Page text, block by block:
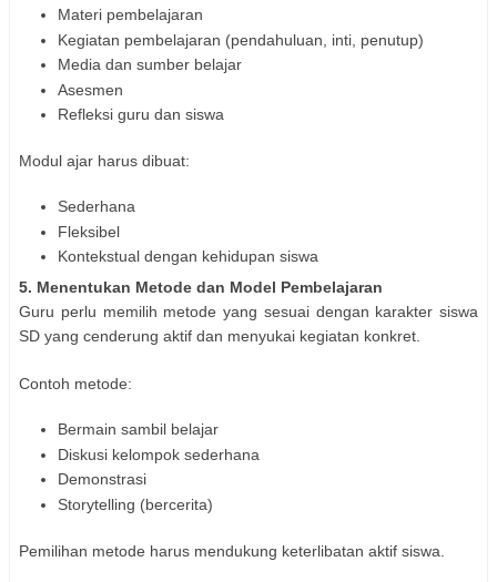
Materi pembelajaran
Kegiatan pembelajaran (pendahuluan, inti, penutup)
Media dan sumber belajar
Asesmen
Refleksi guru dan siswa
Modul ajar harus dibuat:
Sederhana
Fleksibel
Kontekstual dengan kehidupan siswa
5. Menentukan Metode dan Model Pembelajaran
Guru perlu memilih metode yang sesuai dengan karakter siswa
SD yang cenderung aktif dan menyukai kegiatan konkret.
Contoh metode:
Bermain sambil belajar
Diskusi kelompok sederhana
Demonstrasi
Storytelling (bercerita)
Pemilihan metode harus mendukung keterlibatan aktif siswa.